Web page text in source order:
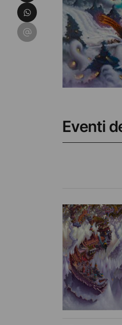
Eventi
Condividi su
Condividi su Email